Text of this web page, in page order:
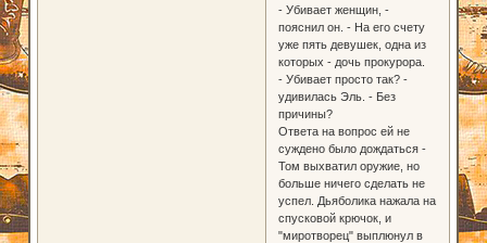
- Убивает женщин, -
пояснил он. - На его счету
уже пять девушек, одна из
которых - дочь прокурора.
- Убивает просто так? -
удивилась Эль. - Без
причины?
Ответа на вопрос ей не
суждено было дождаться -
Том выхватил оружие, но
больше ничего сделать не
успел. Дьяболика нажала на
спусковой крючок, и
"миротворец" выплюнул в